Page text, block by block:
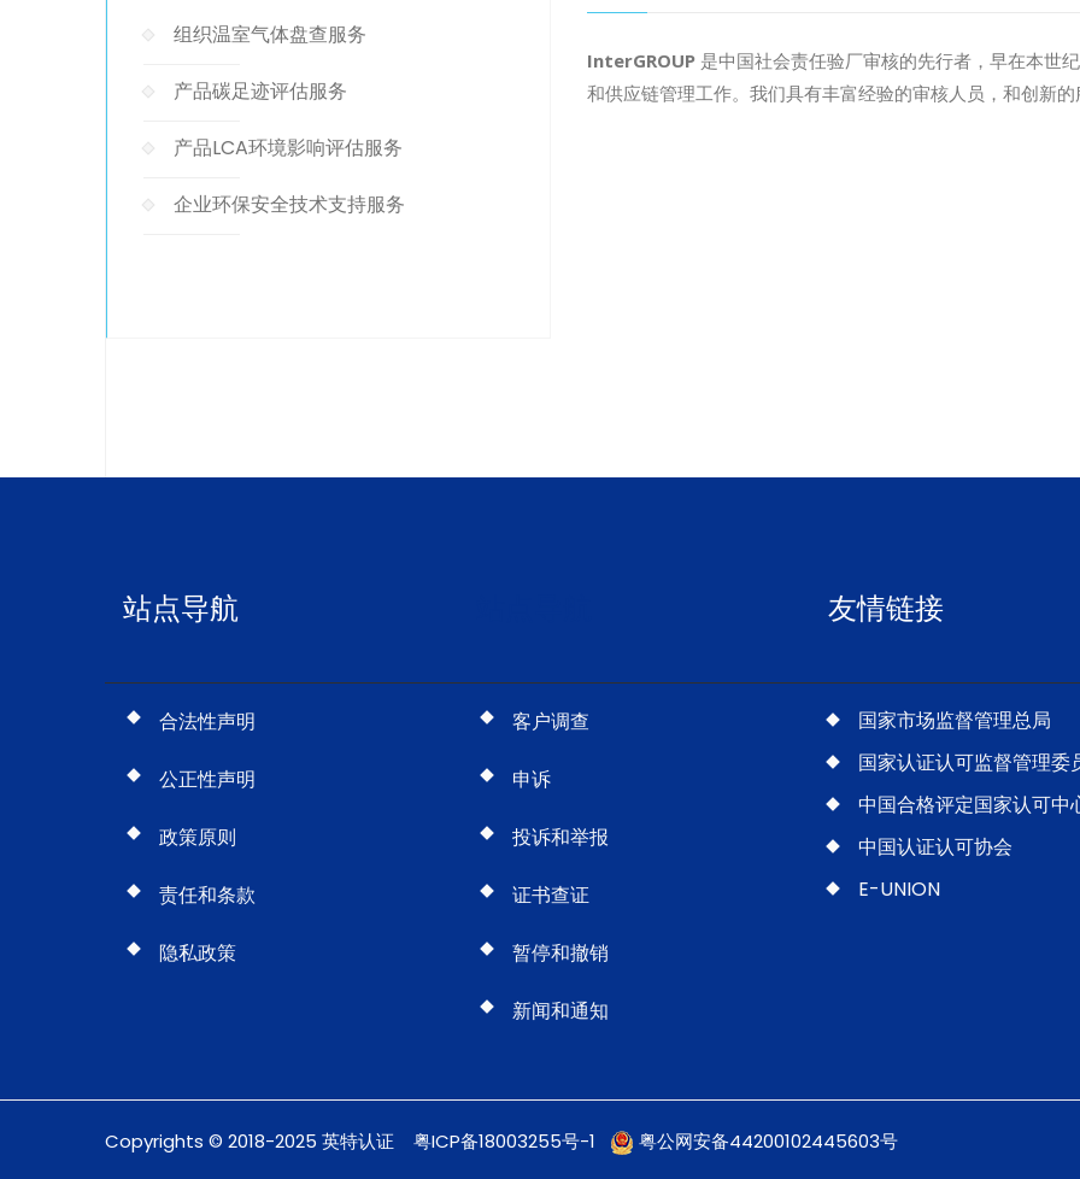
组织温室气体盘查服务
产品碳足迹评估服务
产品LCA环境影响评估服务
企业环保安全技术支持服务
InterGROUP 是中国社会责任验厂审核的先行者，早在本世
和供应链管理工作。我们具有丰富经验的审核人员，和创新
站点导航
合法性声明
公正性声明
政策原则
责任和条款
隐私政策
客户调查
申诉
投诉和举报
证书查证
暂停和撤销
新闻和通知
友情链接
国家市场监督管理总局
国家认证认可监督管理委
中国合格评定国家认可中
中国认证认可协会
E-UNION
Copyrights © 2018-2025 英特认证 粤ICP备18003255号-1 粤公网安备44200102445603号